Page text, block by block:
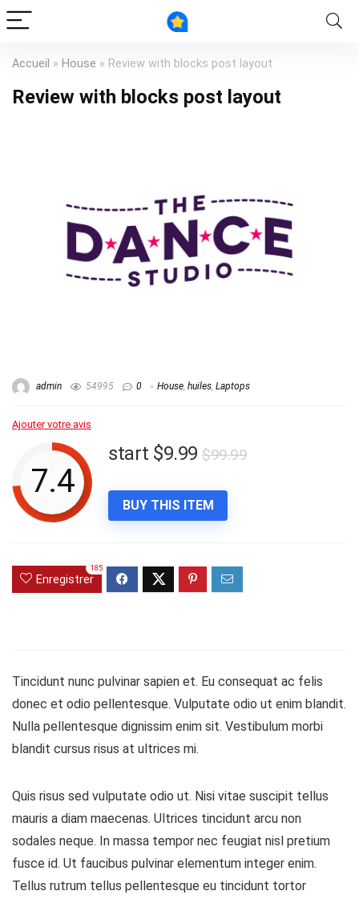
Accueil » House » Review with blocks post layout
Review with blocks post layout
admin 54995 0 House, huiles, Laptops
Ajouter votre avis
7.4
start $9.99 $99.99
BUY THIS ITEM
Enregistrer
185
Tincidunt nunc pulvinar sapien et. Eu consequat ac felis
donec et odio pellentesque. Vulputate odio ut enim blandit.
Nulla pellentesque dignissim enim sit. Vestibulum morbi
blandit cursus risus at ultrices mi.
Quis risus sed vulputate odio ut. Nisi vitae suscipit tellus
mauris a diam maecenas. Ultrices tincidunt arcu non
sodales neque. In massa tempor nec feugiat nisl pretium
fusce id. Ut faucibus pulvinar elementum integer enim.
Tellus rutrum tellus pellentesque eu tincidunt tortor